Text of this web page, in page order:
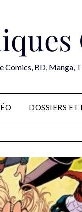
Comics, BD, Manga,
DOSSIERS ET